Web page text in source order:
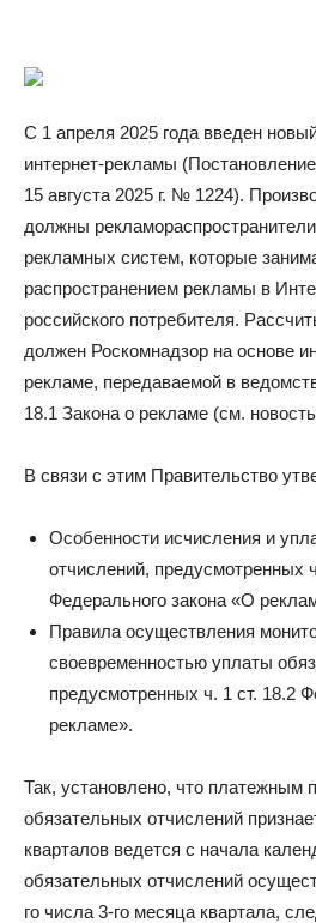
С 1 апреля 2025 года введен
интернет-рекламы
15 августа 2025 г. № 1224).
должны
рекламных систем, которые
распространением рекламы в
российского потребителя.
должен Роскомнадзор на основе
рекламе, передаваемой в
18.1 Закона о рекламе (см.
В связи с этим Правительство
Особенности исчисления и
отчислений, предусмотренных
Федерального закона «О
Правила осуществления
своевременностью уплаты
предусмотренных ч. 1 ст. 18.2
рекламе».
Так, установлено, что платежным
обязательных отчислений
кварталов ведется с начала
обязательных отчислений
го числа 3-го месяца квартала,